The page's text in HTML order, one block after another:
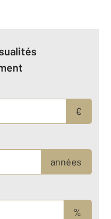
€
années
%